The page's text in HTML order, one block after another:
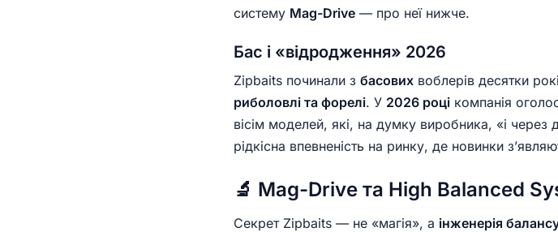
систему Mag-Drive — про неї нижче.
Бас і «відродження» 2026
Zipbaits починали з басових воблерів десятки
риболовлі та форелі. У 2026 році компанія
вісім моделей, які, на думку виробника, «і через
рідкісна впевненість на ринку, де новинки
🔬 Mag-Drive та High Balanced
Секрет Zipbaits — не «магія», а інженерія